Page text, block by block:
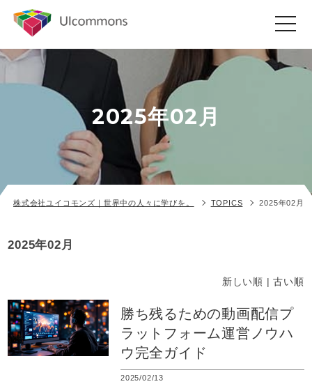
toggle
2025年02月
株式会社ユイコモンズ｜世界中の人々に学びを。 TOPICS 2025年02月
2025年02月
新しい順 |古い順
勝ち残るための動画配信プ
ラットフォーム運営ノウハ
ウ完全ガイド
2025/02/13